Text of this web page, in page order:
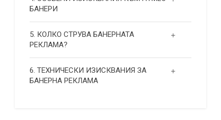
БАНЕРИ
5. КОЛКО СТРУВА БАНЕРНАТА
РЕКЛАМА?
6. ТЕХНИЧЕСКИ ИЗИСКВАНИЯ ЗА
БАНЕРНА РЕКЛАМА